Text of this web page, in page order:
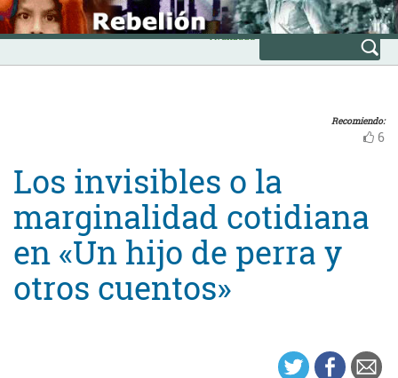
Skip
to
content
INICIO
Avanzada
Recomiendo:
6
Los invisibles o la
marginalidad cotidiana
en «Un hijo de perra y
otros cuentos»